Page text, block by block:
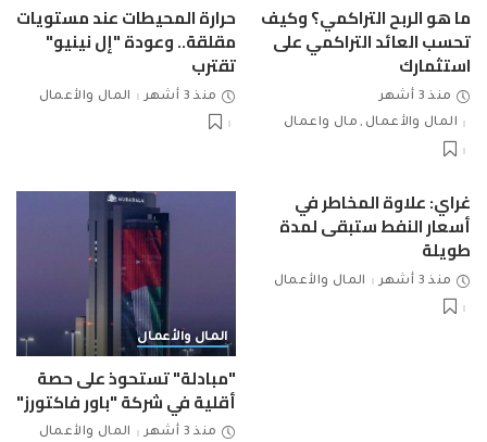
ما هو الربح التراكمي؟ وكيف
تحسب العائد التراكمي على
استثمارك
منذ 3 أشهر
المال والأعمال
مال واعمال
حرارة المحيطات عند مستويات
مقلقة.. وعودة "إل نينيو"
تقترب
منذ 3 أشهر المال والأعمال
غراي: علاوة المخاطر في
أسعار النفط ستبقى لمدة
طويلة
منذ 3 أشهر المال والأعمال
المال والأعمال
"مبادلة" تستحوذ على حصة
أقلية في شركة "باور فاكتورز"
منذ 3 أشهر المال والأعمال